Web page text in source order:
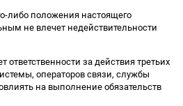
либо положения настоящего
не влечет недействительности
ответственности за действия третьих
операторов связи, службы
на выполнение обязательств